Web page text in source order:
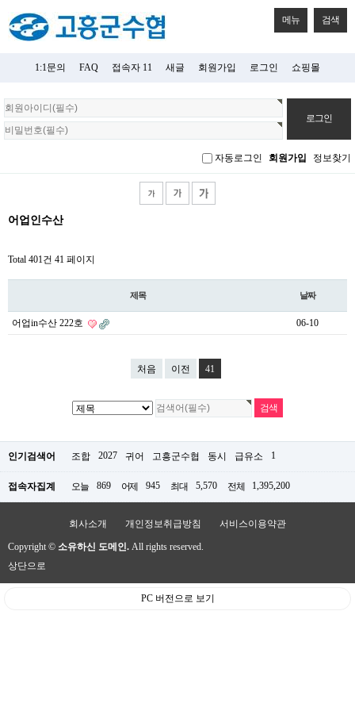
메뉴 검색
1:1문의 FAQ 접속자 11 새글 회원가입 로그인 쇼핑몰
회
원
로
자동로그인 회원가입 정보찾기
어업인수산
Total 401건 41 페이지
제목 날짜
어업in수산 222호 06-10
처음 이전 41
인기검색어 조합 2027 귀어 고흥군수협 동시 급유소 1
접속자집계 오늘 869 어제 945 최대 5,570 전체 1,395,200
회사소개 개인정보취급방침 서비스이용약관
Copyright © 소유하신 도메인. All rights reserved.
상단으로
PC 버전으로 보기